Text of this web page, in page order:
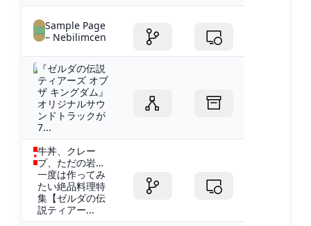
Sample Page
– Nebilimcen
『ゼルダの伝説
ティアーズ オブ
ザ キングダム』
オリジナルサウ
ンドトラックが
7...
牛丼、クレー
プ、ただの岩…
一度は作ってみ
たい絶品料理特
集【ゼルダの伝
説ティアー...